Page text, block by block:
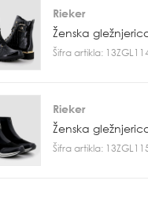
Rieker
Ženska
Šifra artikla:
Rieker
Ženska
Šifra artikla: